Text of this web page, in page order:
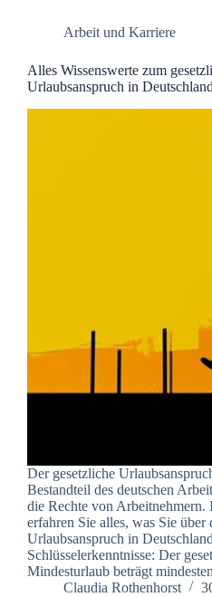
Arbeit und Karriere
Alles Wissenswerte zum
Urlaubsanspruch in Deutschland
Der gesetzliche
Bestandteil des deutschen
die Rechte von Arbeitnehmern.
erfahren Sie alles, was Sie über
Urlaubsanspruch in
Schlüsselerkenntnisse: Der
Mindesturlaub beträgt
Claudia Rothenhorst